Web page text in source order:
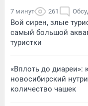
7 минут 261
Вой сирен, злые
самый большой
туристки
«Вплоть до диареи»:
новосибирский
количество чашек